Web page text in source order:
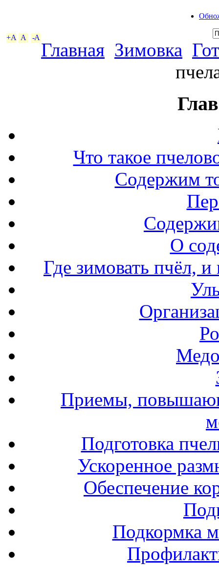
+A A -A
Главная Зимовка
Что такое
Содержим
О
Где зимовать пчёл,
Приемы,
Подготовка
Ускоренное
Обеспечение
Подкормка